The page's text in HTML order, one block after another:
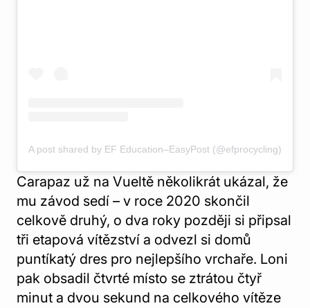
A post shared by EF Education–EasyPost (@efprocycling)
Carapaz už na Vueltě několikrát ukázal, že
mu závod sedí – v roce 2020 skončil
celkově druhý, o dva roky později si připsal
tři etapová vítězství a odvezl si domů
puntíkatý dres pro nejlepšího vrchaře. Loni
pak obsadil čtvrté místo se ztrátou čtyř
minut a dvou sekund na celkového vítěze